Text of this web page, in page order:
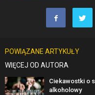
POWIĄZANE ARTYKUŁY
WIĘCEJ OD AUTORA
Ciekawostki o
alkoholowy